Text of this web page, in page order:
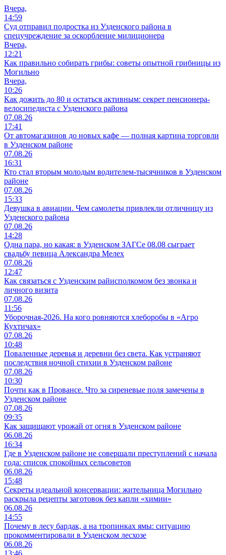
Вчера,
14:59
Суд отправил подростка из Узденского района в
спецучреждение за оскорбление милиционера
Вчера,
12:21
Как правильно собирать грибы: советы опытной грибницы из
Могильно
Вчера,
10:26
Как дожить до 80 и остаться активным: секрет пенсионера-
велосипедиста с Узденского района
07.08.26
17:41
От автомагазинов до новых кафе — полная картина торговли
в Узденском районе
07.08.26
16:31
Кто стал вторым молодым водителем-тысячников в Узденском
районе
07.08.26
15:33
Девушка в авиации. Чем самолеты привлекли отличницу из
Узденского района
07.08.26
14:28
Одна пара, но какая: в Узденском ЗАГСе 08.08 сыграет
свадьбу певица Александра Мелех
07.08.26
12:47
Как связаться с Узденским райисполкомом без звонка и
личного визита
07.08.26
11:56
Уборочная-2026. На кого ровняются хлеборобы в «Агро
Кухтичах»
07.08.26
10:48
Поваленные деревья и деревни без света. Как устраняют
последствия ночной стихии в Узденском районе
07.08.26
10:30
Почти как в Провансе. Что за сиреневые поля замечены в
Узденском районе
07.08.26
09:35
Как защищают урожай от огня в Узденском районе
06.08.26
16:34
Где в Узденском районе не совершали преступлений с начала
года: список спокойных сельсоветов
06.08.26
15:48
Секреты идеальной консервации: жительница Могильно
раскрыла рецепты заготовок без капли «химии»
06.08.26
14:55
Почему в лесу бардак, а на тропинках ямы: ситуацию
прокомментировали в Узденском лесхозе
06.08.26
13:46